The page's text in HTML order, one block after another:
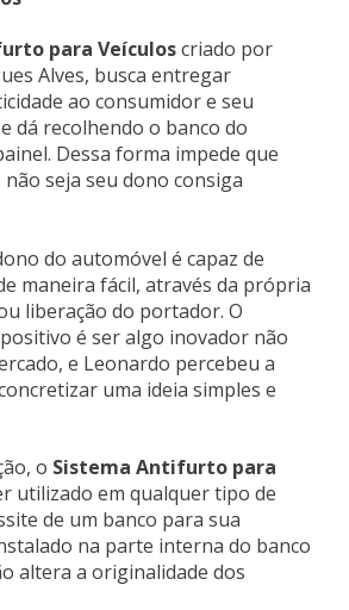
para Veículoscriado por
Alves, busca entregar
ao consumidor e seu
dá recolhendo o banco do
Dessa forma impede que
seja seu dono consiga
do automóvel é capaz de
maneira fácil, através da própria
liberação do portador. O
é ser algo inovador não
e Leonardo percebeu a
uma ideia simples e
o Sistema Antifurto para
utilizado em qualquer tipo de
de um banco para sua
na parte interna do banco
altera a originalidade dos